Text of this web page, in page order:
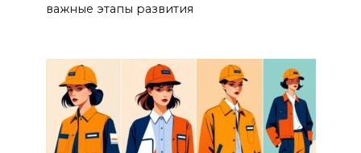
важные этапы развития